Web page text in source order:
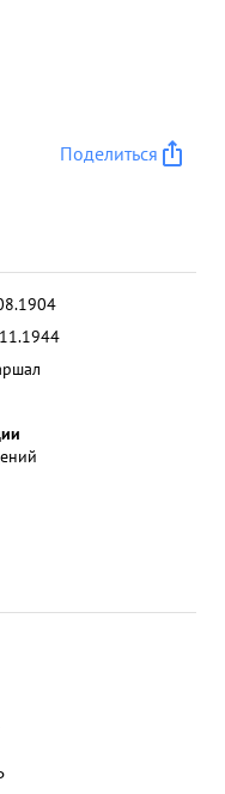
Поделиться